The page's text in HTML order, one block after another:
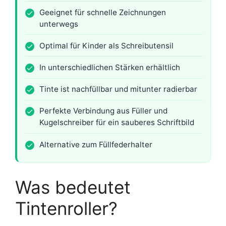
Geeignet für schnelle Zeichnungen
unterwegs
Optimal für Kinder als Schreibutensil
In unterschiedlichen Stärken erhältlich
Tinte ist nachfüllbar und mitunter radierbar
Perfekte Verbindung aus Füller und
Kugelschreiber für ein sauberes Schriftbild
Alternative zum Füllfederhalter
Was bedeutet
Tintenroller?